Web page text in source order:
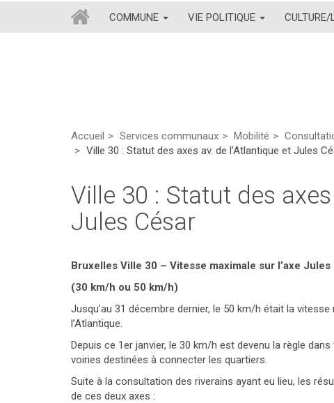
COMMUNE VIE POLITIQUE CULTURE/
Accueil Services communaux Mobilité
Ville 30 : Statut des axes av. de l’Atlantique et Jules
Ville 30 : Statut des
Jules César
Bruxelles Ville 30 – Vitesse maximale sur l’axe
(30 km/h ou 50 km/h)
Jusqu’au 31 décembre dernier, le 50 km/h était la
l’Atlantique.
Depuis ce 1er janvier, le 30 km/h est devenu la règle
voiries destinées à connecter les quartiers.
Suite à la consultation des riverains ayant eu lieu, les
de ces deux axes :